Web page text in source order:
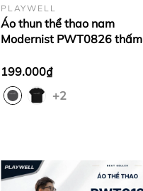
PLAYWELL
Áo thun thể thao nam
Modernist PWT0826 thấm
vận động, thời trang
199.000₫
+2